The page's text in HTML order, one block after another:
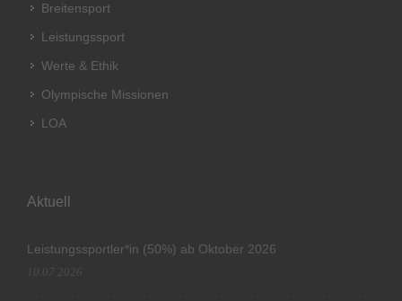
Breitensport
Leistungssport
Werte & Ethik
Olympische Missionen
LOA
Aktuell
Leistungssportler*in (50%) ab Oktober 2026
10.07.2026